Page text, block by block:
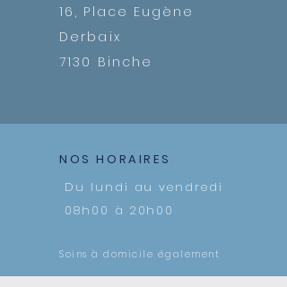
16, Place Eugène
Derbaix
7130 Binche
NOS HORAIRES
Du lundi au vendredi
08h00 à 20h00
Soins à domicile également